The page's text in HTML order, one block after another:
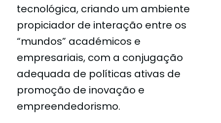
tecnológica, criando um ambiente
propiciador de interação entre os
“mundos” académicos e
empresariais, com a conjugação
adequada de políticas ativas de
promoção de inovação e
empreendedorismo.